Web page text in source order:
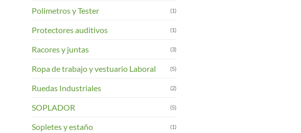
Polimetros y Tester (1)
Protectores auditivos (1)
Racores y juntas (3)
Ropa de trabajo y vestuario Laboral (5)
Ruedas Industriales (2)
SOPLADOR (5)
Sopletes y estaño (1)